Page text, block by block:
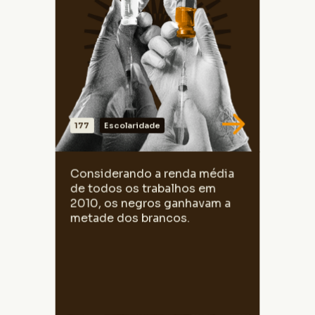
177 Escolaridade
Fonte: INEP. Censo da Educação Superior.
Elaborado pelo Cedra.
NOTAS
Considerando a renda média
de todos os trabalhos em
2010, os negros ganhavam a
metade dos brancos.
Considerando a renda média de todos os
trabalhos, negros ganhavam R$871,08
enquanto os brancos recebiam R$
1.619,00.